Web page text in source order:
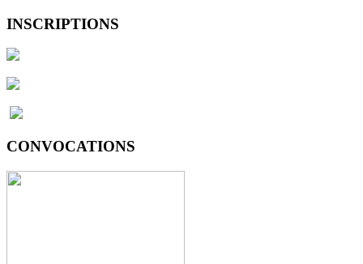
INSCRIPTIONS
CONVOCATIONS